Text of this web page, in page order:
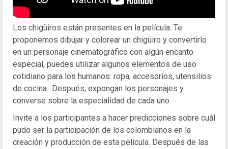
Los chigüiros están presentes en la película. Te
proponemos dibujar y colorear un chigüiro y convertirlo
en un personaje cinematográfico con algún encanto
especial, puedes utilizar algunos elementos de uso
cotidiano para los humanos: ropa, accesorios, utensilios
de cocina.. Después, expongan los personajes y
converse sobre la especialidad de cada uno.
Invite a los participantes a hacer predicciones sobre cuál
pudo ser la participación de los colombianos en la
creación y producción de esta película. Después de las